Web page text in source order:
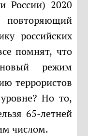
России) 2020
повторяющий
российских
помнят, что
режим
террористов
Но то,
65-летней
числом.